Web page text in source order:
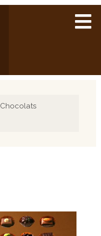
Chocolats